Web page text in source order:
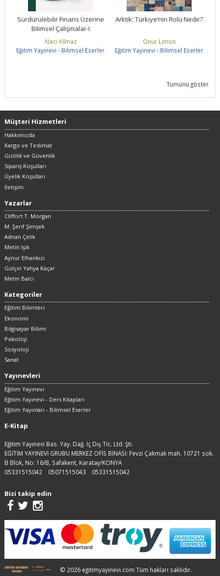
Sürdürülebilir Finans Üzerine
Bilimsel Çalışmalar-I
Naci Yılmaz
Eğitim Yayınevi - Bilimsel Eserler
Arktik: Türkiye’nin Rolü Nedir?
Onur Limon
Eğitim Yayınevi - Bilimsel Eserler
Tümünü göster
Müşteri Hizmetleri
Hakkımızda
Kargo ve Teslimat
Gizlilik ve Güvenlik
Sipariş Koşulları
Üyelik Koşulları
İletişim
Yazarlar
Cliffort T. Morgan
M. Şerif Şimşek
Adnan Çelik
Metin Işık
Aynur Elhankızı
Gülçin Yahya Kaçar
Metin Balcı
Kategoriler
Eğitim Bilimleri
Ekonomi
Bilgisayar Bilimi
Psikoloji
Sosyoloji
Sanat
Yayınevleri
Eğitim Yayınevi
Eğitim Yayınevi - Ders Kitapları
Eğitim Yayınları - Bilimsel Eserler
E-Kitap
Eğitim Yayınevi Bas. Yay. Dağ. İç Dış Tic. Ltd. Şti.
EĞİTİM YAYINEVİ GRUBU MERKEZ OFİS BİNASI: Fevzi Çakmak mah. 10721 sok.
B Blok, No: 16/B, Safakent, Karatay/KONYA
05331515042
05071515043 05331515042
Bizi takip edin
© 2026 egitimyayinevi.com Tüm hakları saklıdır.